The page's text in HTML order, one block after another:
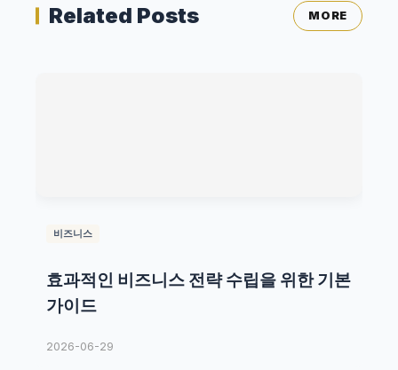
Related Posts MORE
비즈니스
효과적인 비즈니스 전략 수립을 위한 기본
가이드
2026-06-29